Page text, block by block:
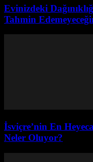
Evinizdeki
Tahmin
İsviçre’nin En
Neler Oluyor?